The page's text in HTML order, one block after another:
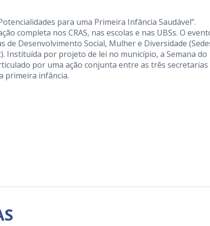
para uma Primeira Infância Saudável”.
completa nos CRAS, nas escolas e nas UBSs. O
de Desenvolvimento Social, Mulher e Diversidade
Instituída por projeto de lei no município, a Semana do
por uma ação conjunta entre as três secretarias
primeira infância.